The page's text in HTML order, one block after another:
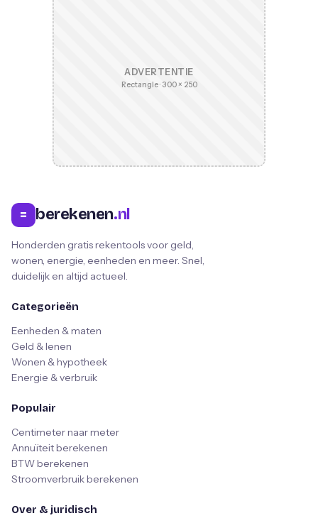
ADVERTENTIE
Rectangle · 300 × 250
= berekenen.nl
Honderden gratis rekentools voor geld,
wonen, energie, eenheden en meer. Snel,
duidelijk en altijd actueel.
Categorieën
Eenheden & maten
Geld & lenen
Wonen & hypotheek
Energie & verbruik
Populair
Centimeter naar meter
Annuïteit berekenen
BTW berekenen
Stroomverbruik berekenen
Over & juridisch